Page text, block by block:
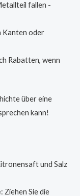
fallen -
Kanten oder
Rabatten, wenn
über eine
kann!
und Salz
: Ziehen Sie die